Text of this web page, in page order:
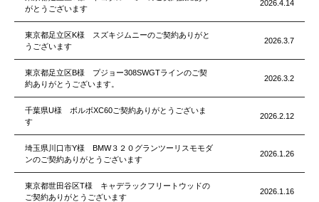
がとうございます
2026.4.14
東京都足立区K様 スズキジムニーのご契約ありがと
うございます
2026.3.7
東京都足立区B様 プジョー308SWGTラインのご契
約ありがとうございます。
2026.3.2
千葉県U様 ボルボXC60ご契約ありがとうございま
す
2026.2.12
埼玉県川口市Y様 BMW３２０グランツーリスモモダ
ンのご契約ありがとうございます
2026.1.26
東京都世田谷区T様 キャデラックフリートウッドの
ご契約ありがとうございます
2026.1.16